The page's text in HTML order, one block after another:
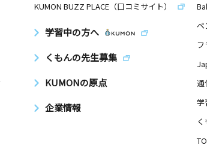
KUMON BUZZ PLACE（口コミサイト）
学習中の方へ
くもんの先生募集
KUMONの原点
企業情報
ペ
フ
通
学